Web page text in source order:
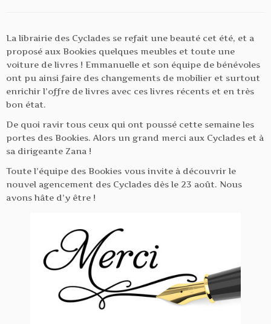
La librairie des Cyclades se refait une beauté cet été, et a
proposé aux Bookies quelques meubles et toute une
voiture de livres ! Emmanuelle et son équipe de bénévoles
ont pu ainsi faire des changements de mobilier et surtout
enrichir l’offre de livres avec ces livres récents et en très
bon état.
De quoi ravir tous ceux qui ont poussé cette semaine les
portes des Bookies. Alors un grand merci aux Cyclades et à
sa dirigeante Zana !
Toute l’équipe des Bookies vous invite à découvrir le
nouvel agencement des Cyclades dès le 23 août. Nous
avons hâte d’y être !